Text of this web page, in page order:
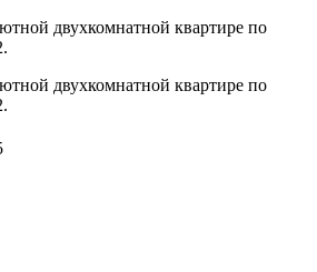
двухкомнатной квартире по
двухкомнатной квартире по